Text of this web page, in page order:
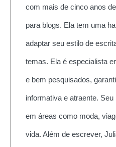
com mais de cinco anos
para blogs. Ela tem uma
adaptar seu estilo de
temas. Ela é especialista
e bem pesquisados,
informativa e atraente.
em áreas como moda,
vida. Além de escrever,